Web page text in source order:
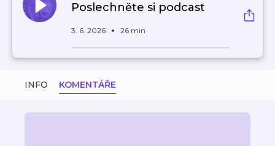
Poslechněte si podcast
3. 6. 2026 26 min
INFO KOMENTÁŘE